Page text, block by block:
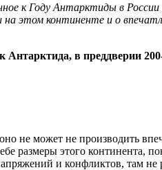
к Году Антарктиды в
этом континенте и о
Антарктида, в преддверии
не может не производить
размеры этого континента,
и конфликтов, там не